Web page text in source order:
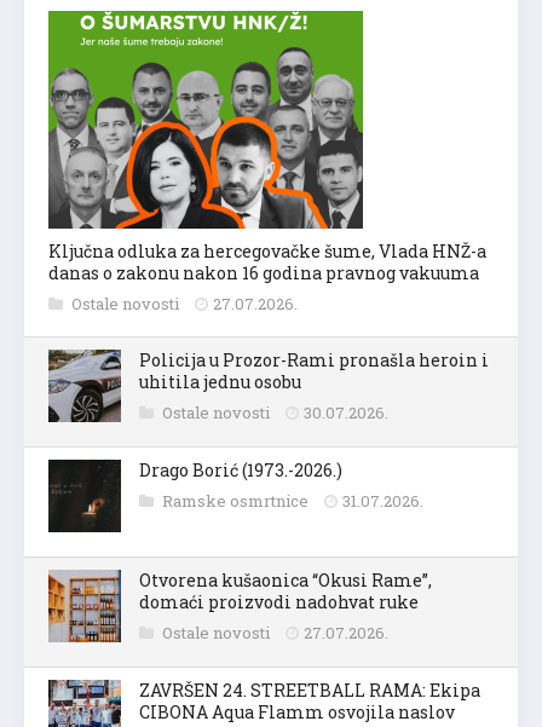
Ključna odluka za hercegovačke šume, Vlada HNŽ-a
danas o zakonu nakon 16 godina pravnog vakuuma
Ostale novosti 27.07.2026.
Policija u Prozor-Rami pronašla heroin i
uhitila jednu osobu
Ostale novosti 30.07.2026.
Drago Borić (1973.-2026.)
Ramske osmrtnice 31.07.2026.
Otvorena kušaonica “Okusi Rame”,
domaći proizvodi nadohvat ruke
Ostale novosti 27.07.2026.
ZAVRŠEN 24. STREETBALL RAMA: Ekipa
CIBONA Aqua Flamm osvojila naslov